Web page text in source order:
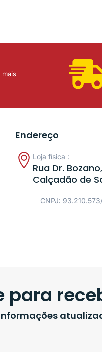
mais
Endereço
Loja física :
Rua Dr. Bozano,
Calçadão de
CNPJ: